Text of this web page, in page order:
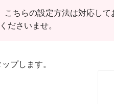
ちらの設定方法は対応して
ださいませ。
プします。